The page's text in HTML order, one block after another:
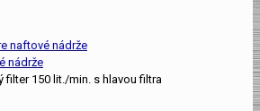
naftové nádrže
nádrže
filter 150 lit./min. s hlavou filtra